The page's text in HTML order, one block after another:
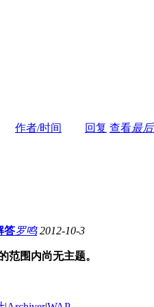
作者/时间 回复 查看最
答罗鸣 2012-10-3
范围内尚无主题。